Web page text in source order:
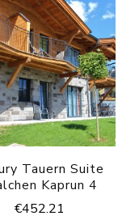
Tauern Suite
Kaprun 4
€452.21